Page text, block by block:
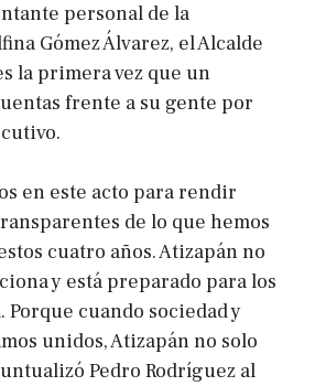
personal de la
Gómez Álvarez, el Alcalde
la primera vez que un
frente a su gente por
en este acto para rendir
de lo que hemos
cuatro años. Atizapán no
y está preparado para los
Porque cuando sociedad y
unidos, Atizapán no solo
Pedro Rodríguez al